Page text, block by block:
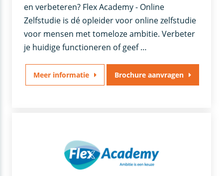
en verbeteren? Flex Academy - Online
Zelfstudie is dé opleider voor online zelfstudie
voor mensen met tomeloze ambitie. Verbeter
je huidige functioneren of geef …
Meer informatie Brochure aanvragen